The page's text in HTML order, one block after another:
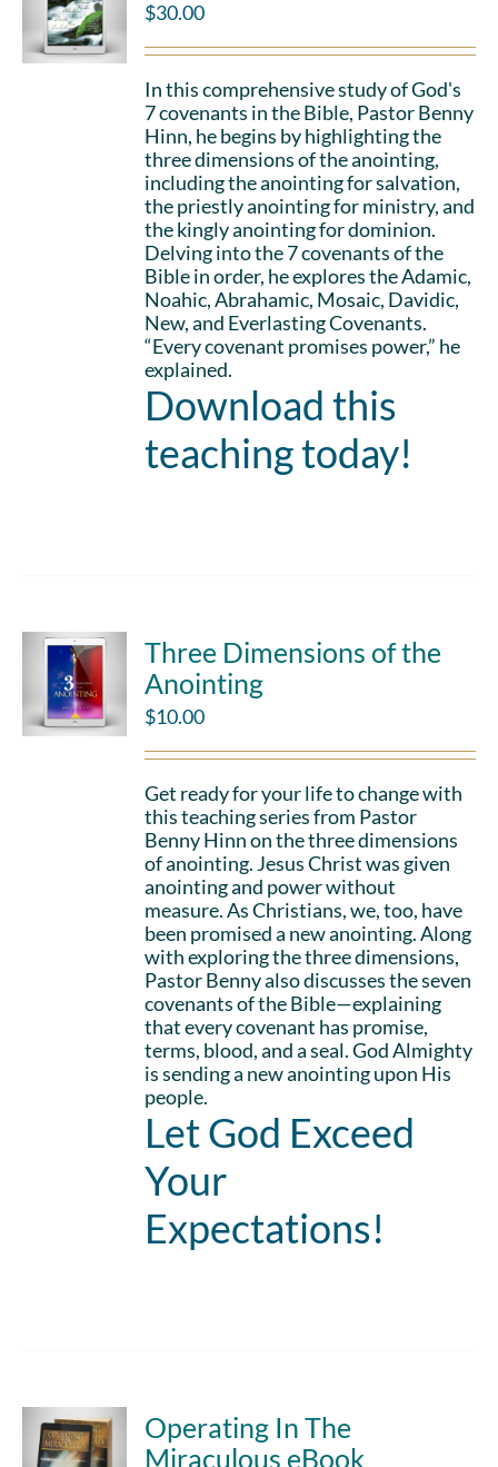
$30.00
In this comprehensive study of God's
7 covenants in the Bible, Pastor Benny
Hinn, he begins by highlighting the
three dimensions of the anointing,
including the anointing for salvation,
the priestly anointing for ministry, and
the kingly anointing for dominion.
Delving into the 7 covenants of the
Bible in order, he explores the Adamic,
Noahic, Abrahamic, Mosaic, Davidic,
New, and Everlasting Covenants.
“Every covenant promises power,” he
explained.
Download this
teaching today!
Three Dimensions of the
Anointing
$10.00
Get ready for your life to change with
this teaching series from Pastor
Benny Hinn on the three dimensions
of anointing. Jesus Christ was given
anointing and power without
measure. As Christians, we, too, have
been promised a new anointing. Along
with exploring the three dimensions,
Pastor Benny also discusses the seven
covenants of the Bible—explaining
that every covenant has promise,
terms, blood, and a seal. God Almighty
is sending a new anointing upon His
people.
Let God Exceed
Your
Expectations!
Operating In The
Miraculous eBook